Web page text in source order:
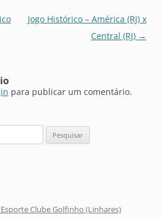
Jogo Histórico – América (RJ) x
Central (RJ) →
para publicar um comentário.
Clube Golfinho (Linhares)